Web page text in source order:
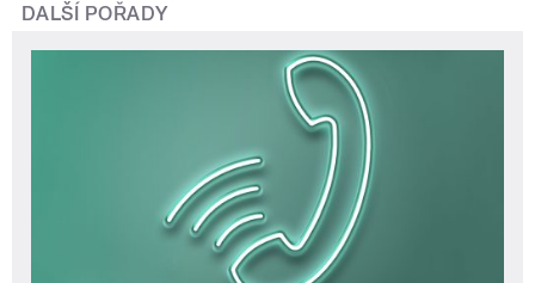
DALŠÍ POŘADY